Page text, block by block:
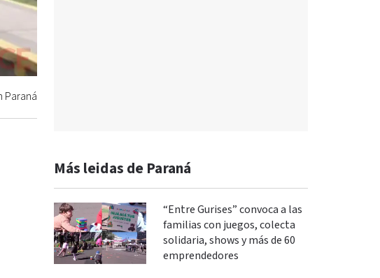
Paraná
Más leidas de Paraná
“Entre Gurises” convoca a las
familias con juegos, colecta
solidaria, shows y más de 60
emprendedores